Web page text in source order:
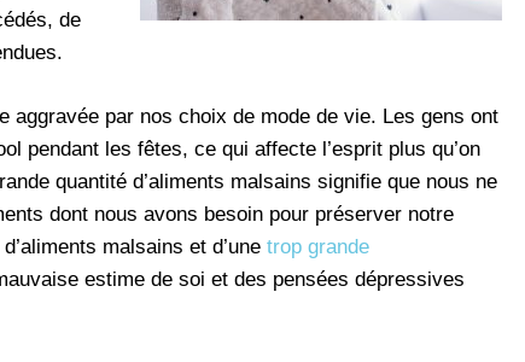
de
aggravée par nos choix de mode de vie. Les gens ont
pendant les fêtes, ce qui affecte l’esprit plus qu’on
quantité d’aliments malsains signifie que nous ne
dont nous avons besoin pour préserver notre
malsains et d’une trop grande
estime de soi et des pensées dépressives